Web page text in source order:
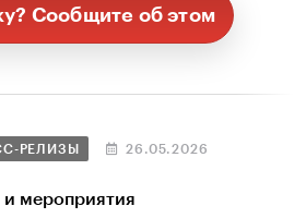
Сообщите об этом
РЕЛИЗЫ 26.05.2026
и мероприятия